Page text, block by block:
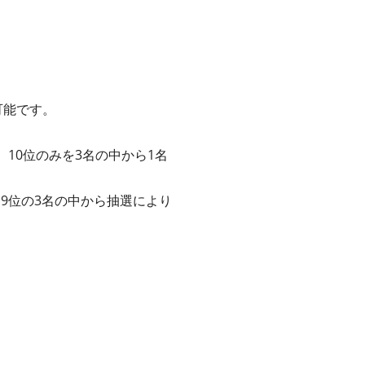
です。
位のみを3名の中から1名
の3名の中から抽選により